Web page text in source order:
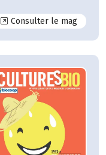
Consulter le magN°101